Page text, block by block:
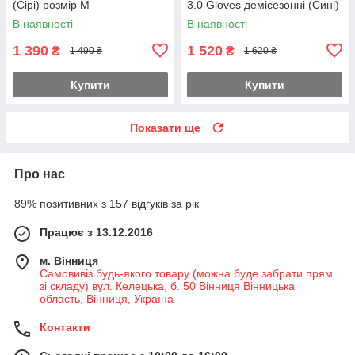
(Сірі) розмір M
В наявності
1 390 ₴ 1 490 ₴
Купити
3.0 Gloves демісезонні (Сині)
розмір S
В наявності
1 520 ₴ 1 620 ₴
Купити
Показати ще
Про нас
89% позитивних з 157 відгуків за рік
Працює з 13.12.2016
м. Вінниця
Самовивіз будь-якого товару (можна буде забрати прям
зі складу) вул. Келецька, б. 50 Вінниця Вінницька
область, Вінниця, Україна
Контакти